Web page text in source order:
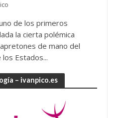
de los primeros
la cierta polémica
de mano del
Estados...
– ivanpico.es